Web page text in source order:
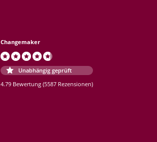
Changemaker
Unabhängig geprüft
4.79 Bewertung (5587 Rezensionen)